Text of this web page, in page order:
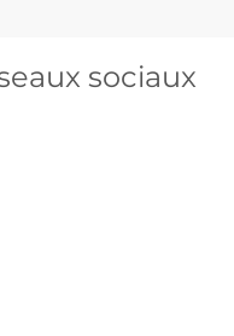
sociaux